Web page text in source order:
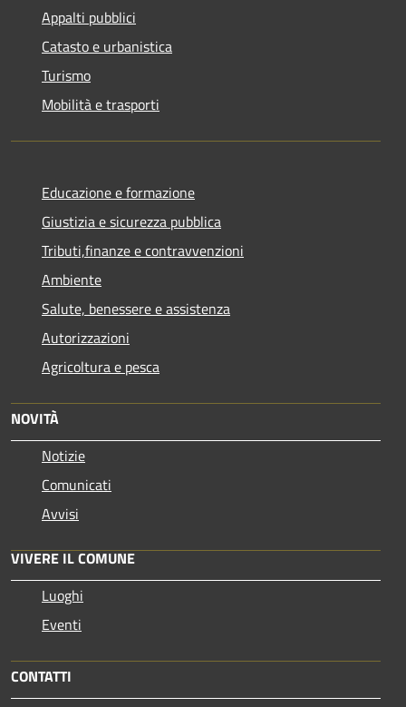
Appalti pubblici
Catasto e urbanistica
Turismo
Mobilità e trasporti
Educazione e formazione
Giustizia e sicurezza pubblica
Tributi,finanze e contravvenzioni
Ambiente
Salute, benessere e assistenza
Autorizzazioni
Agricoltura e pesca
NOVITÀ
Notizie
Comunicati
Avvisi
VIVERE IL COMUNE
Luoghi
Eventi
CONTATTI